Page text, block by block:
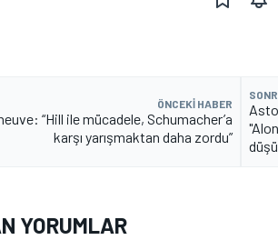
ÖNCEKI HABER
“Hill ile mücadele, Schumacher’a
karşı yarışmaktan daha zordu”
YORUMLAR